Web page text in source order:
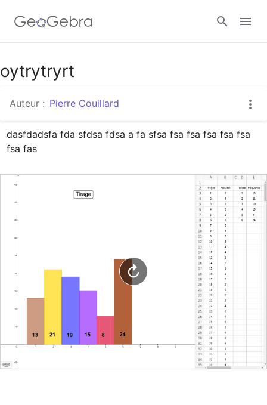
Google Classroom
Classe GeoGebra
oytrytryrt
Auteur : Pierre Couillard
dasfdadsfa fda sfdsa fdsa a fa sfsa fsa fsa fsa fsa fsa
fsa fas